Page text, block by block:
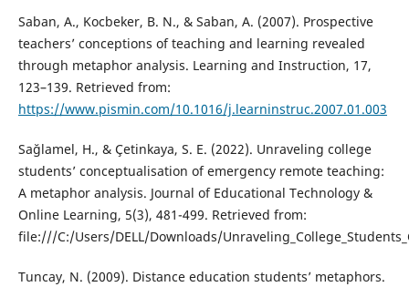
Saban, A., Kocbeker, B. N., & Saban, A. (2007). Prospective
teachers’ conceptions of teaching and learning revealed
through metaphor analysis. Learning and Instruction, 17,
123–139. Retrieved from:
https://www.pismin.com/10.1016/j.learninstruc.2007.01.003
Sağlamel, H., & Çetinkaya, S. E. (2022). Unraveling college
students’ conceptualisation of emergency remote teaching:
A metaphor analysis. Journal of Educational Technology &
Online Learning, 5(3), 481-499. Retrieved from:
file:///C:/Users/DELL/Downloads/
Tuncay, N. (2009). Distance education students’ metaphors.